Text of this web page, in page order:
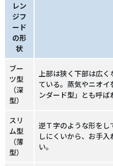
レン
ジフ
ード
の形
状
ブー
ツ型
（深
型）
上部は狭く下部は広く
ている。蒸気やニオ
ンダード型」とも呼ば
スリ
ム型
（薄
型）
逆Ｔ字のような形を
しにくいから、お手
い。